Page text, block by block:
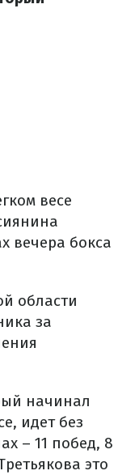
весе
вечера бокса
области
за
начинал
идет без
– 11 побед, 8
это